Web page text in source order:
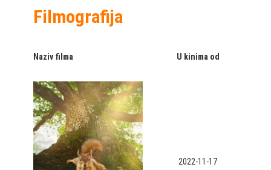
Filmografija
Naziv filma U kinima od
2022-11-17